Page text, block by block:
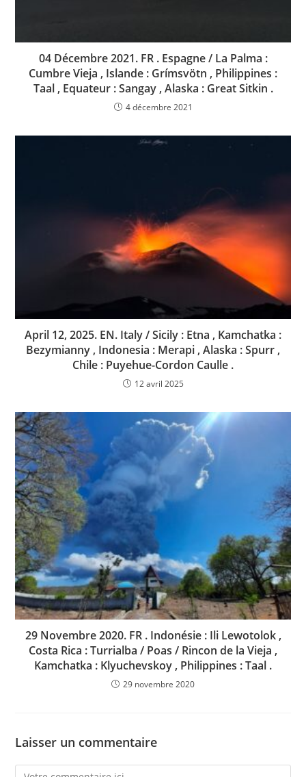
04 Décembre 2021. FR . Espagne / La Palma :
Cumbre Vieja , Islande : Grímsvötn , Philippines :
Taal , Equateur : Sangay , Alaska : Great Sitkin .
4 décembre 2021
April 12, 2025. EN. Italy / Sicily : Etna , Kamchatka :
Bezymianny , Indonesia : Merapi , Alaska : Spurr ,
Chile : Puyehue-Cordon Caulle .
12 avril 2025
29 Novembre 2020. FR . Indonésie : Ili Lewotolok ,
Costa Rica : Turrialba / Poas / Rincon de la Vieja ,
Kamchatka : Klyuchevskoy , Philippines : Taal .
29 novembre 2020
Laisser un commentaire
Comment